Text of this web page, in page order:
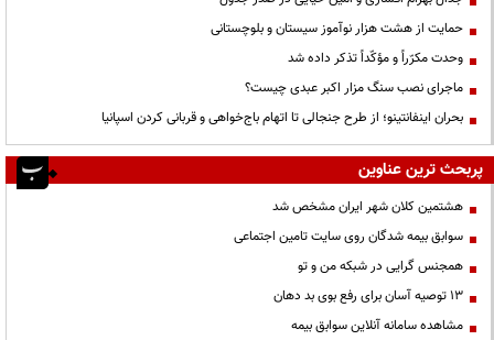
حمایت از هشت هزار نوآموز سیستان و بلوچستانی
وحدت مکرّراً و مؤکّداً تذکر داده شد
ماجرای نصب سنگ مزار اکبر عبدی چیست؟
بحران اینفانتینو؛ از طرح جنجالی تا اتهام باج‌خواهی و قربانی کردن اسپانیا
پربحث ترین عناوین
هشتمین کلان شهر ایران مشخص شد
سوابق بیمه شدگان روی سایت تامین اجتماعی
همجنس گرایی در شبکه من و تو
13 توصیه آسان برای رفع بوی بد دهان
مشاهده سامانه آنلاين سوابق بیمه